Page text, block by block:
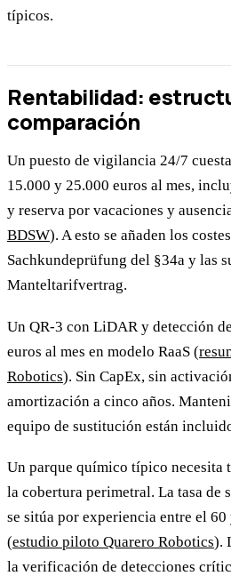
típicos.
Rentabilidad:
comparación
Un puesto de vigilancia 24/7
15.000 y 25.000 euros al mes,
y reserva por vacaciones y
BDSW). A esto se añaden los
Sachkundeprüfung del §34a y las
Manteltarifvertrag.
Un QR-3 con LiDAR y detección
euros al mes en modelo RaaS (
Robotics). Sin CapEx, sin
amortización a cinco años.
equipo de sustitución están
Un parque químico típico necesita
la cobertura perimetral. La tasa de
se sitúa por experiencia entre el
(estudio piloto Quarero Robotics).
la verificación de detecciones